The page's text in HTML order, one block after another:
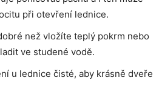
při otevření lednice.
než vložíte teplý pokrm nebo
ve studené vodě.
u lednice čisté, aby krásně dveře